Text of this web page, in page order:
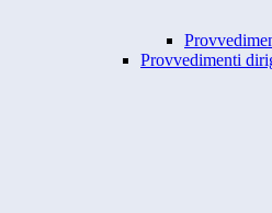
Provvedimenti